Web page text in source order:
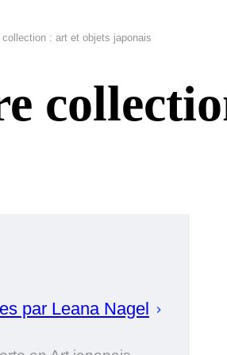
collection : art et objets japonais
par Leana Nagel